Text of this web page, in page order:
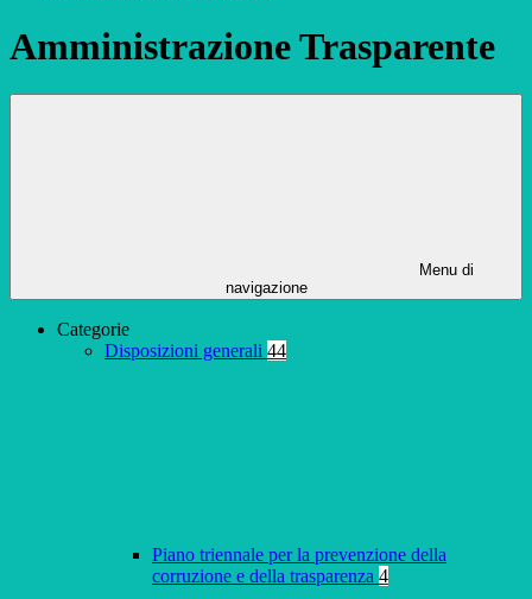
Amministrazione Trasparente
Menu di
navigazione
Categorie
Disposizioni generali 44
Piano triennale per la prevenzione della
corruzione e della trasparenza 4